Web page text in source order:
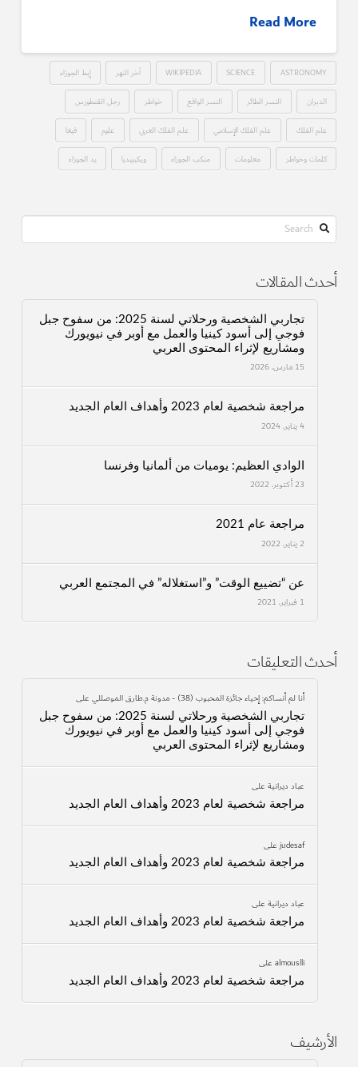
Read More
ASTRONOMY
SCIENCE
WIKIPEDIA آخر النهر إبط الجوزاء
الدبران النسر الطائر النسر الواقع خواطر رجل القنطورس
علم الفلك علم الفلك الإسلامي علم الفلك العربي علوم فيغا
كلمات وخواطر معلومات منكب الجوزاء ويكيبيديا يد الجوزاء
Search
أحدث المقالات
تجاربي الشخصية ورحلاتي لسنة 2025: من سفوح جبل
فوجي إلى أسود كينيا والعمل مع أوبر في نيويورك
ومشاريع لإثراء المحتوى العربي
15 مارس، 2026
مراجعة شخصية لعام 2023 وأهداف العام الجديد
4 يناير، 2024
الوادي العظيم: يوميات من ألمانيا وفرنسا
23 أكتوبر، 2022
مراجعة عام 2021
2 يناير، 2022
عن “تضييع الوقت” و”استغلاله” في المجتمع العربي
1 فبراير، 2021
أحدث التعليقات
أنا لم أنساكم: إحياء جائزة المحبوب (38) - مدونة م.طارق الموصللي على
تجاربي الشخصية ورحلاتي لسنة 2025: من سفوح جبل
فوجي إلى أسود كينيا والعمل مع أوبر في نيويورك
ومشاريع لإثراء المحتوى العربي
عباد ديرانيةعلى
مراجعة شخصية لعام 2023 وأهداف العام الجديد
judesafعلى
مراجعة شخصية لعام 2023 وأهداف العام الجديد
عباد ديرانيةعلى
مراجعة شخصية لعام 2023 وأهداف العام الجديد
almouslliعلى
مراجعة شخصية لعام 2023 وأهداف العام الجديد
الأرشيف